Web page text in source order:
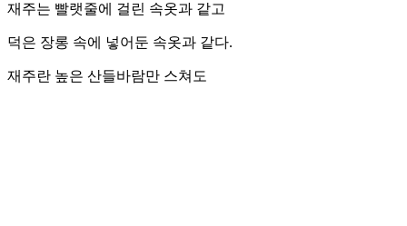
재주는 빨랫줄에 걸린 속옷과 같고
덕은 장롱 속에 넣어둔 속옷과 같다.
재주란 높은 산들바람만 스쳐도